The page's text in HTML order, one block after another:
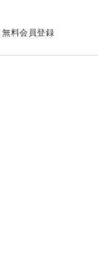
無料会員登録